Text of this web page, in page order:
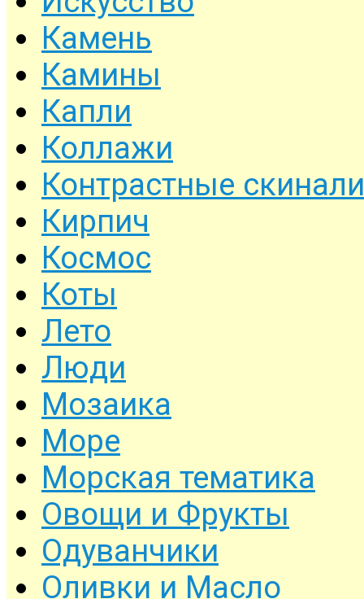
Камень
Камины
Капли
Коллажи
Контрастные скинали
Кирпич
Космос
Коты
Лето
Люди
Мозаика
Море
Морская тематика
Овощи и Фрукты
Одуванчики
Оливки и Масло